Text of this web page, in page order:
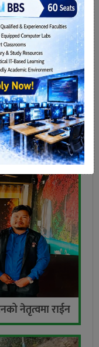
: विकाससँगै
नेतृत्वमा राईन